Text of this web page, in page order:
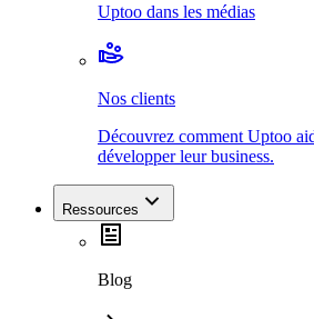
Uptoo dans les médias
Nos clients
Découvrez comment Uptoo
développer leur business.
Ressources
Blog